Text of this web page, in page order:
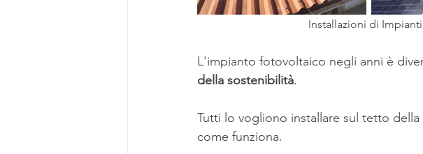
Installazioni di
L'impianto fotovoltaico negli anni è
della sostenibilità.
Tutti lo vogliono installare sul tetto
come funziona.